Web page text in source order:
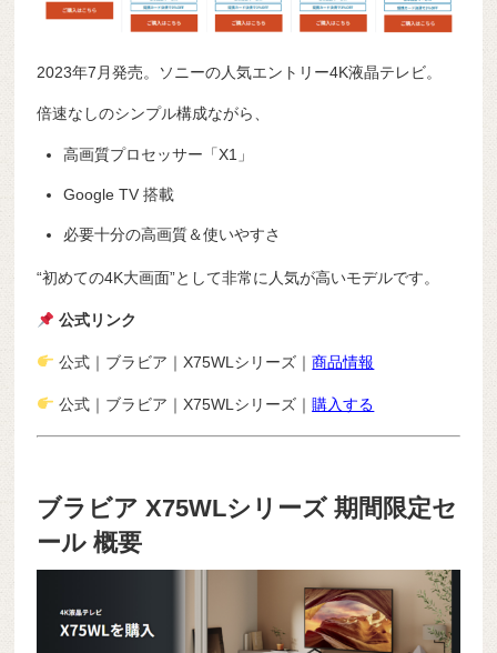
2023年7月発売。ソニーの人気エントリー4K液晶テレビ。
倍速なしのシンプル構成ながら、
高画質プロセッサー「X1」
Google TV 搭載
必要十分の高画質＆使いやすさ
“初めての4K大画面”として非常に人気が高いモデルです。
公式リンク
公式｜ブラビア｜X75WLシリーズ｜商品情報
公式｜ブラビア｜X75WLシリーズ｜ 購入する
ブラビア X75WLシリーズ 期間限定セ
ール 概要